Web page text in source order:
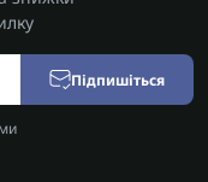
Підпишіться